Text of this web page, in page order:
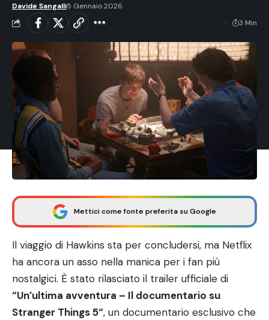
Davide Sangalli5 Gennaio 2026
3 Min
Mettici come fonte preferita su Google
Il viaggio di Hawkins sta per concludersi, ma Netflix
ha ancora un asso nella manica per i fan più
nostalgici. È stato rilasciato il trailer ufficiale di
“Un’ultima avventura – Il documentario su
Stranger Things 5“, un documentario esclusivo che